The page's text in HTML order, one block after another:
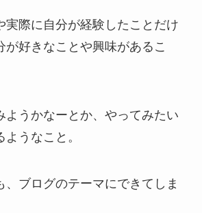
実際に自分が経験したことだけ
が好きなことや興味があるこ
ようかなーとか、やってみたい
うなこと。
、ブログのテーマにできてしま